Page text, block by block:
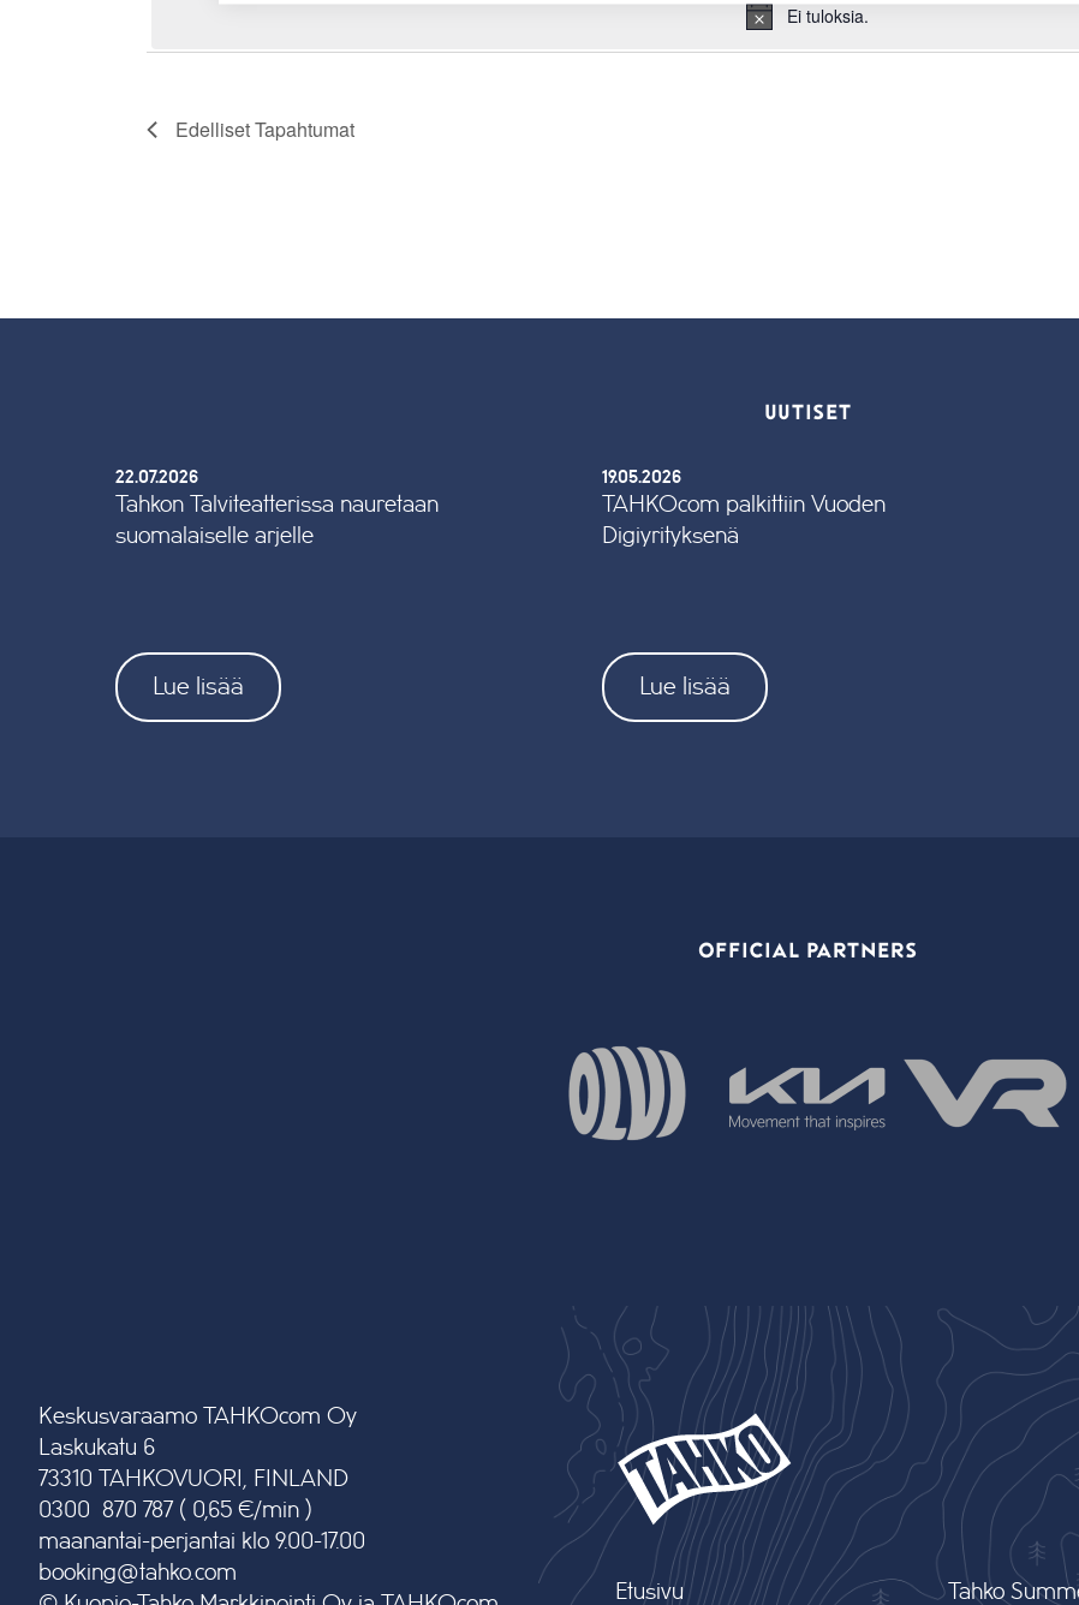
Notice
Ei tuloksia.
EdellisetTapahtumat
UUTISET
22.07.2026
Tahkon Talviteatterissa nauretaan
suomalaiselle arjelle
Lue lisää
19.05.2026
TAHKOcom palkittiin Vuoden
Digiyrityksenä
Lue lisää
OFFICIAL PARTNERS
Keskusvaraamo TAHKOcom Oy
Laskukatu 6
73310 TAHKOVUORI, FINLAND
0300 870 787 ( 0,65 €/min )
maanantai-perjantai klo 9.00-17.00
booking@tahko.com
Etusivu Tahko